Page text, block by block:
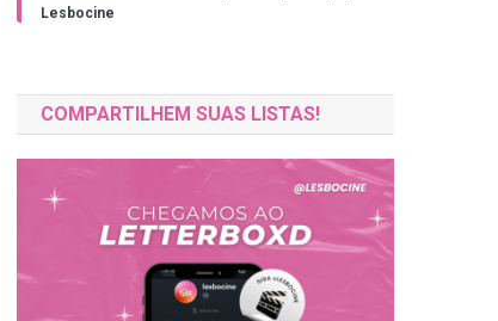
Lesbocine
COMPARTILHEM SUAS LISTAS!